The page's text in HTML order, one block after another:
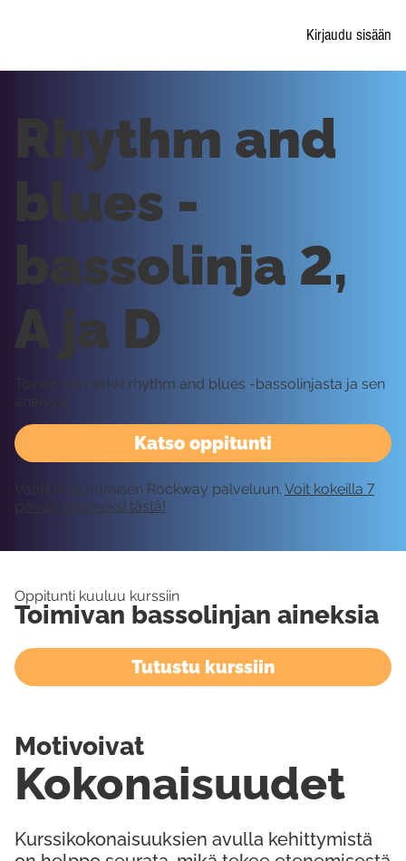
Kirjaudu sisään
Katso oppitunti
Rhythm and
blues -
bassolinja 2,
A ja D
Toinen esimerkki rhythm and blues -bassolinjasta ja sen
analyysi.
Vaatii kirjautumisen Rockway palveluun. Voit kokeilla 7
päivää ilmaiseksi tästä!
Oppitunti kuuluu kurssiin
Toimivan bassolinjan aineksia
Tutustu kurssiin
Kurssikokonaisuuksien avulla kehittymistä
Kokonaisuudet
Motivoivat